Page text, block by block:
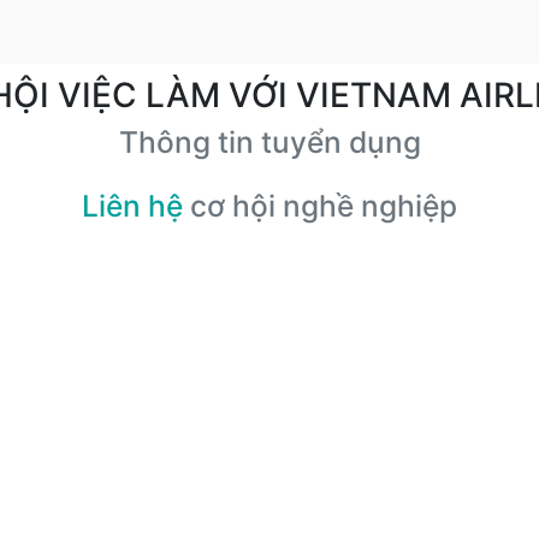
VIỆC LÀM VỚI VIETNAM
Thông tin tuyển dụng
Liên hệ cơ hội nghề nghiệp